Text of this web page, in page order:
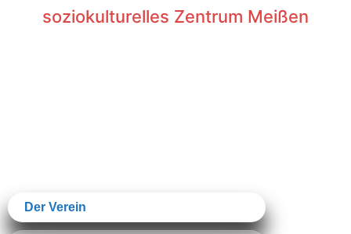
soziokulturelles Zentrum Meißen
Der Verein